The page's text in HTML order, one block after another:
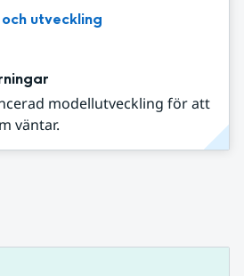
utveckling
modellutveckling för att
väntar.